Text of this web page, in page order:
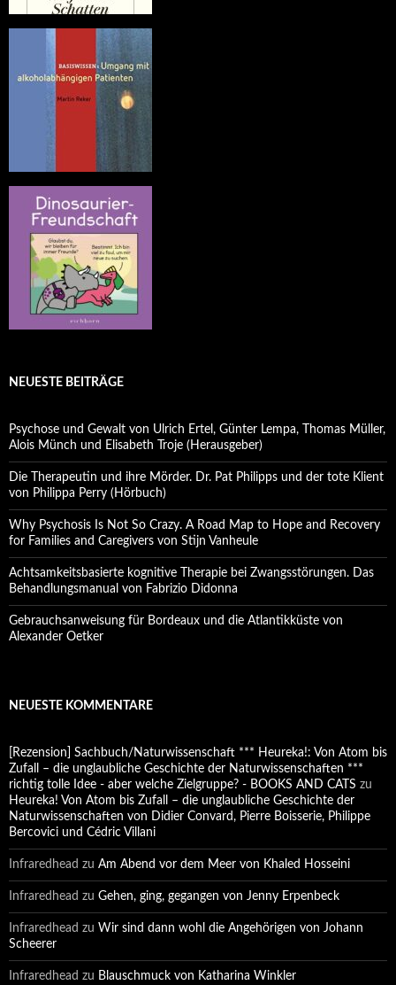
NEUESTE BEITRÄGE
Psychose und Gewalt von Ulrich Ertel, Günter Lempa, Thomas Müller,
Alois Münch und Elisabeth Troje (Herausgeber)
Die Therapeutin und ihre Mörder. Dr. Pat Philipps und der tote Klient
von Philippa Perry (Hörbuch)
Why Psychosis Is Not So Crazy. A Road Map to Hope and Recovery
for Families and Caregivers von Stijn Vanheule
Achtsamkeitsbasierte kognitive Therapie bei Zwangsstörungen. Das
Behandlungsmanual von Fabrizio Didonna
Gebrauchsanweisung für Bordeaux und die Atlantikküste von
Alexander Oetker
NEUESTE KOMMENTARE
[Rezension] Sachbuch/Naturwissenschaft *** Heureka!: Von Atom bis
Zufall – die unglaubliche Geschichte der Naturwissenschaften ***
richtig tolle Idee - aber welche Zielgruppe? - BOOKS AND CATS zu
Heureka! Von Atom bis Zufall – die unglaubliche Geschichte der
Naturwissenschaften von Didier Convard, Pierre Boisserie, Philippe
Bercovici und Cédric Villani
Infraredhead zu Am Abend vor dem Meer von Khaled Hosseini
Infraredhead zu Gehen, ging, gegangen von Jenny Erpenbeck
Infraredhead zu Wir sind dann wohl die Angehörigen von Johann
Scheerer
Infraredhead zu Blauschmuck von Katharina Winkler